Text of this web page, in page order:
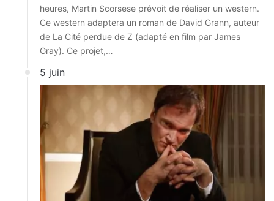
heures, Martin Scorsese prévoit de réaliser un western.
Ce western adaptera un roman de David Grann, auteur
de La Cité perdue de Z (adapté en film par James
Gray). Ce projet,…
5 juin